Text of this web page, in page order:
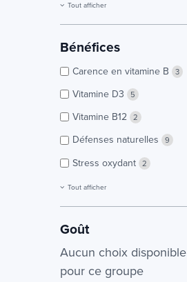
Tout afficher
Bénéfices
Carence en vitamine B 3
Vitamine D3 5
Vitamine B12 2
Défenses naturelles 9
Stress oxydant 2
Tout afficher
Goût
Aucun choix disponible
pour ce groupe